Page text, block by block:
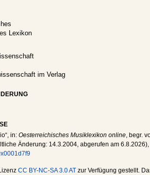
Lexikon
im Verlag
in: Oesterreichisches Musiklexikon online , begr.
Änderung: 14.3.2004 , abgerufen am 6.8.2026),
CC BY-NC-SA 3.0 AT zur Verfügung gestellt.